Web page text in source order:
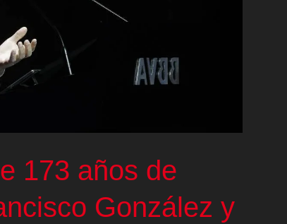
173 años de
González y